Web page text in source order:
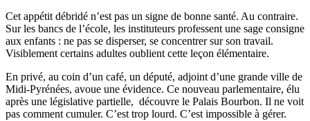
Cet appétit débridé n’est pas un signe de bonne santé. Au contraire.
Sur les bancs de l’école, les instituteurs professent une sage consigne
aux enfants : ne pas se disperser, se concentrer sur son travail.
Visiblement certains adultes oublient cette leçon élémentaire.
En privé, au coin d’un café, un député, adjoint d’une grande ville de
Midi-Pyrénées, avoue une évidence. Ce nouveau parlementaire, élu
après une législative partielle, découvre le Palais Bourbon. Il ne voit
pas comment cumuler. C’est trop lourd. C’est impossible à gérer.